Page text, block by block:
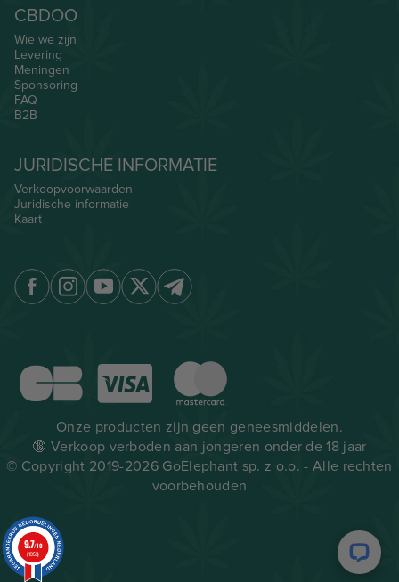
CBDOO
Wie we zijn
Levering
Meningen
Sponsoring
FAQ
B2B
JURIDISCHE INFORMATIE
Verkoopvoorwaarden
Juridische informatie
Kaart
Onze producten zijn geen geneesmiddelen.
🔞 Verkoop verboden aan jongeren onder de 18 jaar
© Copyright 2019-2026 GoElephant sp. z o.o. - Alle rechten
voorbehouden
9.7/10
(1953)